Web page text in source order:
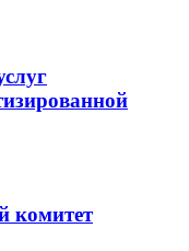
комитет